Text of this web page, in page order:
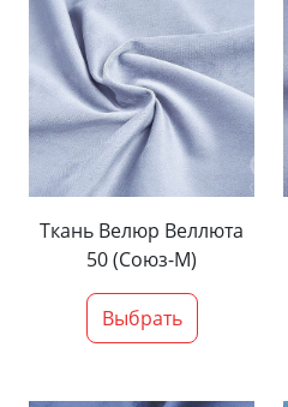
Ткань Велюр Веллюта
50 (Союз-М)
Выбрать